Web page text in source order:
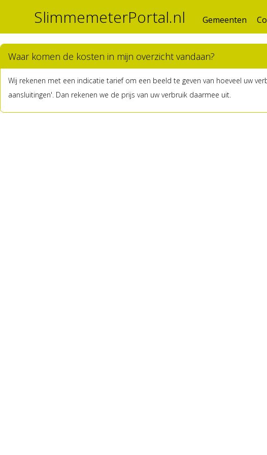
SlimmemeterPortal.nl Gemeenten
Waar komen de kosten in mijn overzicht vandaan?
Wij rekenen met een indicatie tarief om een beeld te geven van hoeveel uw
aansluitingen'. Dan rekenen we de prijs van uw verbruik daarmee uit.